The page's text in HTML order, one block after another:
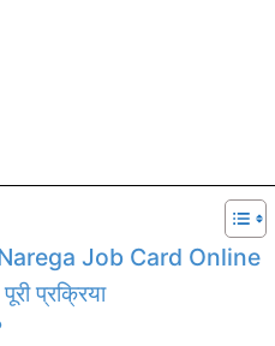
Job Card Online
प्रक्रिया